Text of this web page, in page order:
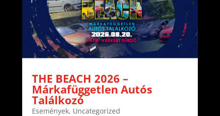
THE BEACH 2026 –
Márkafüggetlen Autós
Találkozó
Események, Uncategorized